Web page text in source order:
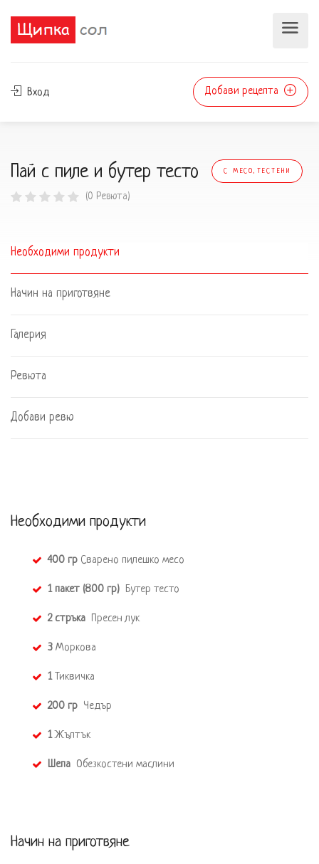
Вход Добави рецепта
Пай с пиле и бутер тесто С МЕСО,ТЕСТЕНИ
(0 Ревюта)
Необходими продукти
Начин на приготвяне
Галерия
Ревюта
Добави ревю
Необходими продукти
400 гр Сварено пилешко месо
1 пакет (800 гр) Бутер тесто
2 стръка Пресен лук
3 Моркова
1 Тиквичка
200 гр Чедър
1 Жълтък
Шепа Обезкостени маслини
Начин на приготвяне